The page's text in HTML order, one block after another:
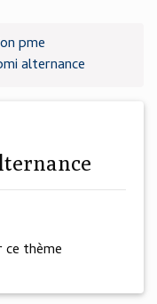
pme
alternance
ce thème